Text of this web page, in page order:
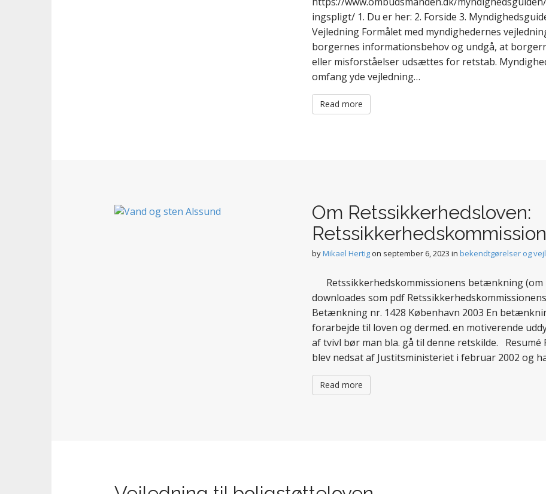
ingspligt/ 1. Du er her: 2. Forside 3.
Vejledning Formålet med myndighedernes
borgernes informationsbehov og undgå, at
eller misforståelser udsættes for retstab.
omfang yde vejledning…
Read more
Om Retssikkerhedsloven:
byMikael Hertigon september 6, 2023 in bekendtgørelser og
Retssikkerhedskommissionens betænkning (om
downloades som pdf
Betænkning nr. 1428 København 2003 En
forarbejde til loven og dermed. en motiverende
af tvivl bør man bla. gå til denne retskilde. Resumé
blev nedsat af Justitsministeriet i februar 2002 og
Read more